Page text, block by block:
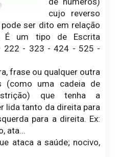
cujo reverso
ser dito em relação
um tipo de Escrita
222 - 323 - 424 - 525 -
frase ou qualquer outra
(como uma cadeia de
que tenha a
lida tanto da direita para
para a direita. Ex:
ata...
ataca a saúde; nocivo,